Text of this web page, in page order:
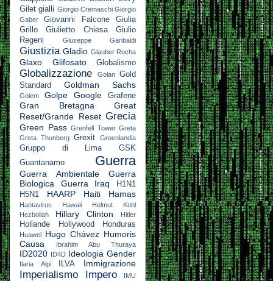
Gilet gialli Giorgio Cremaschi Giorgio
Gaber
Giovanni Falcone
Giulia
Grillo
Giulietto Chiesa
Giulio
Regeni
Giuseppe Garibaldi
Giustizia Gladio Glauber Rocha
Glaxo Glifosato Globalismo
Globalizzazione Golan Gold
Standard
Goldman Sachs
Golem Golpe Google Grafene
Gran Bretagna
Great
Reset/Grande Reset Grecia
Green Pass Grenfell Tower Greta
Greta Thunberg Grexit Groenlandia
Gruppo di Lima
GSK
Guantanamo
Guerra
Guerra Ambientale
Guerra
Biologica
Guerra Iraq
H1N1
H5N1
HAARP Haiti Hamas
Hantavirus Hawaii
Helmut Kohl
Hezbollah
Hillary Clinton Hitler
Hollande Hollywood Honduras
Huawei Hugo Chávez Humoris
Causa
Ibrahim Abu Thuraya
ID2020 ID4D Ideologia Gender
Ilaria Alpi ILVA Immigrazione
Imperialismo Impero IMU